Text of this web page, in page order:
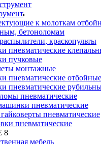
к молоткам
бетоноломам
краскопульты
пневматические
пучковые
монтажные
пневматические отбойные
пневматические
пневматические
пневматические
пневматические
пневматические
8